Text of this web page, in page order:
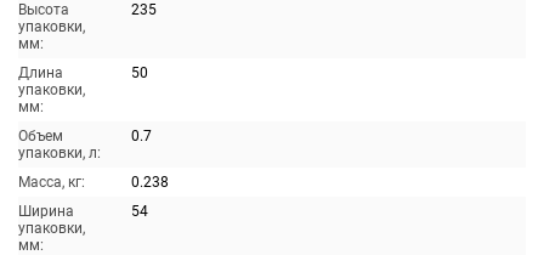
Высота
упаковки,
мм:
235
Длина
упаковки,
мм:
50
Объем
упаковки, л:
0.7
Масса, кг:
0.238
Ширина
упаковки,
мм:
54